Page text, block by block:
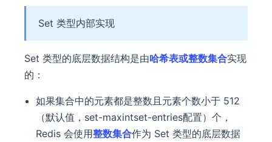
Set 类型内部实现
Set 类型的底层数据结构是由哈希表或整数集合实现
的：
如果集合中的元素都是整数且元素个数小于 512
（默认值，set-maxintset-entries配置）个，
Redis 会使用整数集合作为 Set 类型的底层数据